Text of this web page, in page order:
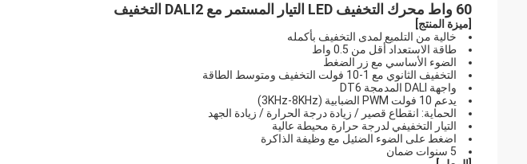
60 واط محرك التخفيف LED التيار المستمر مع DALI2 التخفيف
[ميزة المنتج]
خالية من التلميع لمدى التخفيف بأكمله
طاقة الاستعداد أقل من 0.5 واط
الضوء الأساسي مع زر الضغط
التخفيف الثانوي مع 1-10 فولت التخفيف ومتوسط الطاقة
واجهة DALI المدمجة DT6
يدعم 10 فولت PWM الضبابية (3KHz-8KHz)
الحماية: انقطاع قصير / زيادة درجة الحرارة / زيادة الجهد
التيار التخفيفي لدرجة حرارة محيطة عالية
اضغط على الضوء الضئيل مع وظيفة الذاكرة
5 سنوات ضمان